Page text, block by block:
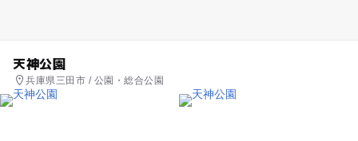
天神公園
兵庫県三田市 / 公園・総合公園